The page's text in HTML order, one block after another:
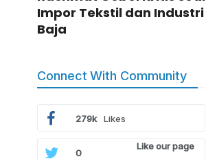
Impor Tekstil dan Industri
Baja
Connect With Community
279k Likes
Like our page
0